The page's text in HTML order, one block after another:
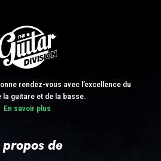
rendez-vous avec l’excellence du
la guitare et de la basse.
En savoir plus
propos de